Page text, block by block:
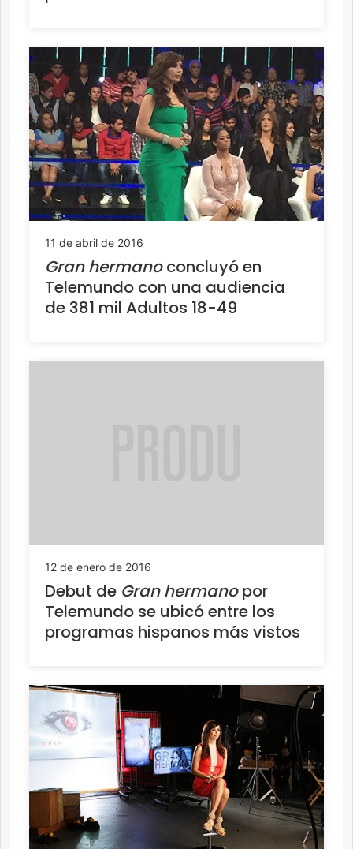
11 de abril de 2016
Gran hermanoconcluyó en
Telemundo con una audiencia
de 381 mil Adultos 18-49
12 de enero de 2016
Debut de Gran hermanopor
Telemundo se ubicó entre los
programas hispanos más vistos